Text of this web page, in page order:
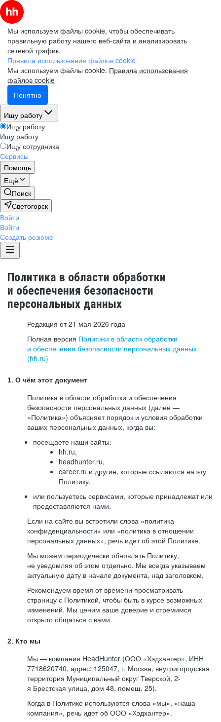
Мы используем файлы cookie, чтобы обеспечивать
правильную работу нашего веб-сайта и анализировать
сетевой трафик.
Правила использования файлов cookie
Мы используем файлы cookie. Правила использования
файлов cookie
Понятно
Ищу работу
Ищу работу
Ищу работу
Ищу сотрудника
Сервисы
Помощь
Ещё
Поиск
Светогорск
Войти
Войти
Создать резюме
Политика в области обработки
и обеспечения безопасности
персональных данных
Редакция от 21 мая 2026 года
Полная версия Политики в области обработки
и обеспечения безопасности персональных данных
(hh.ru)
1. О чём этот документ
Политика в области обработки и обеспечения
безопасности персональных данных (далее —
«Политика») объясняет порядок и условия обработки
ваших персональных данных, когда вы:
посещаете наши сайты:
hh.ru,
headhunter.ru,
career.ru и другие, которые ссылаются на эту
Политику,
или пользуетесь сервисами, которые принадлежат или
предоставляются нами.
Если на сайте вы встретили слова «политика
конфиденциальности» или «политика в отношении
персональных данных», речь идет об этой Политике.
Мы можем периодически обновлять Политику,
не уведомляя об этом отдельно. Мы всегда указываем
актуальную дату в начале документа, над заголовком.
Рекомендуем время от времени просматривать
страницу с Политикой, чтобы быть в курсе возможных
изменений. Мы ценим ваше доверие и стремимся
открыто общаться с вами.
2. Кто мы
Мы — компания HeadHunter (ООО «Хэдхантер», ИНН
7718620740, адрес: 125047, г. Москва, внутригородская
территория Муниципальный округ Тверской, 2-
я Брестская улица, дом 48, помещ. 25).
Когда в Политике используются слова «мы», «наша
компания», речь идет об ООО «Хэдхантер».